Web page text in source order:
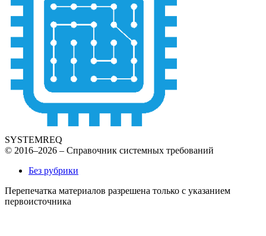
SYSTEMREQ
© 2016–2026 – Справочник системных требований
Без рубрики
Перепечатка материалов разрешена только с указанием
первоисточника